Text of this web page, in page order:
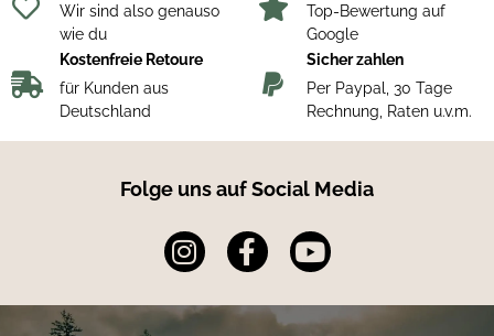
Wir sind also genauso
wie du
Top-Bewertung auf
Google
Kostenfreie Retoure
für Kunden aus
Deutschland
Sicher zahlen
Per Paypal, 30 Tage
Rechnung, Raten u.v.m.
Folge uns auf Social Media